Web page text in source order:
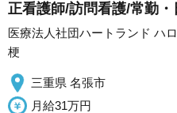
正看護師/訪問看護/常勤
医療法人社団ハートランド ハ
梗
三重県 名張市
月給31万円